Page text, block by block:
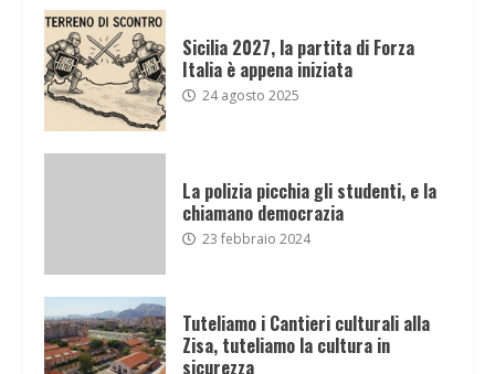
Sicilia 2027, la partita di Forza
Italia è appena iniziata
24 agosto 2025
La polizia picchia gli studenti, e la
chiamano democrazia
23 febbraio 2024
Tuteliamo i Cantieri culturali alla
Zisa, tuteliamo la cultura in
sicurezza